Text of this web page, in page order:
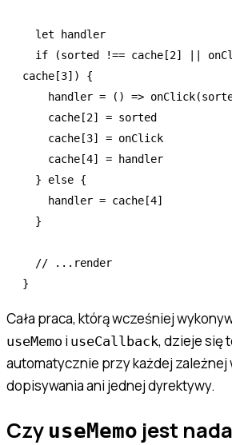
  let
handler
  if
(sorted !== cache[2]
cache[3]) {
    handler
= () => onClick
    cache[
2] = sorted
    cache[
3] = onClick
    cache[
4] = handler
  }
else {
    handler
= cache[4]
  }
  // ...render
}
Cała praca, którą wcześniej
useMemo i useCallback, dzieje się
automatycznie przy każdej zależnej
dopisywania ani jednej dyrektywy.
Czy useMemo jest